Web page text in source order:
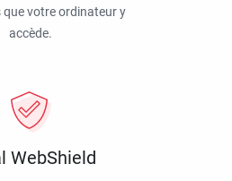
votre ordinateur y
accède.
WebShield